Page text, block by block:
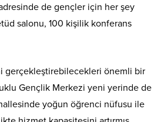
de gençler için her şey
salonu, 100 kişilik konferans
gerçekleştirebilecekleri önemli bir
Gençlik Merkezi yeni yerinde de
yoğun öğrenci nüfusu ile